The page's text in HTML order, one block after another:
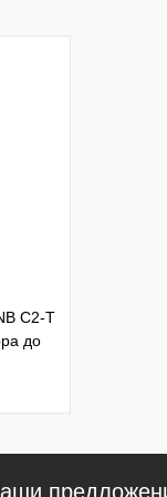
C2-T
до